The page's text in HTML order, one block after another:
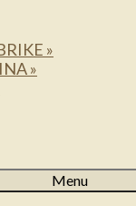
»
»
Menu